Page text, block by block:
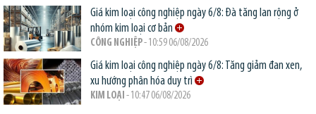
Giá kim loại công nghiệp ngày 6/8: Đà tăng lan rộng ở
nhóm kim loại cơ bản
CÔNG NGHIỆP- 10:59 06/08/2026
Giá kim loại công nghiệp ngày 6/8: Tăng giảm đan xen,
xu hướng phân hóa duy trì
KIM LOẠI - 10:47 06/08/2026